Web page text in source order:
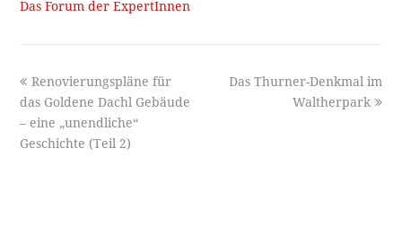
Das Forum der ExpertInnen
previous
post:
Renovierungspläne für
das Goldene Dachl Gebäude
– eine „unendliche“
Geschichte (Teil 2)
next
Das Thurner-Denkmal im
Waltherpark